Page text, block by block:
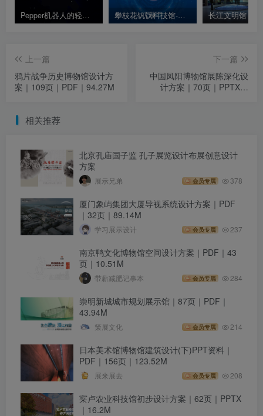
Pepper机器人的轻乐团音乐表演秀 TeamLab沉浸式表演 攀枝花钒钛科技馆-现代综合型科技馆 布展策划设计方案｜67页｜PDF｜45.49M
上一篇
鸦片战争历史博物馆设计方
案｜109页｜PDF｜94.27M
下一篇
中国凤阳博物馆展陈深化设
计方案｜70页｜PPTX｜
相关推荐
北京孔庙国子监 孔子展览设计布展创意设计
方案
展示兄弟 会员专属 378
厦门象屿集团大厦导视系统设计方案｜PDF
｜32页｜89.14M
学习展示设计 会员专属 237
南京鸭文化博物馆空间设计方案｜PDF｜43
页｜10.51M
带薪减肥记事本 会员专属 284
崇明新城城市规划展示馆｜87页｜PDF｜
43.94M
策展文化 会员专属 214
日本美术馆博物馆建筑设计(下)PPT资料｜
PDF｜156页｜123.52M
展来展去 会员专属 208
寀卢农业科技馆初步设计方案｜62页｜PPTX
｜16.2M